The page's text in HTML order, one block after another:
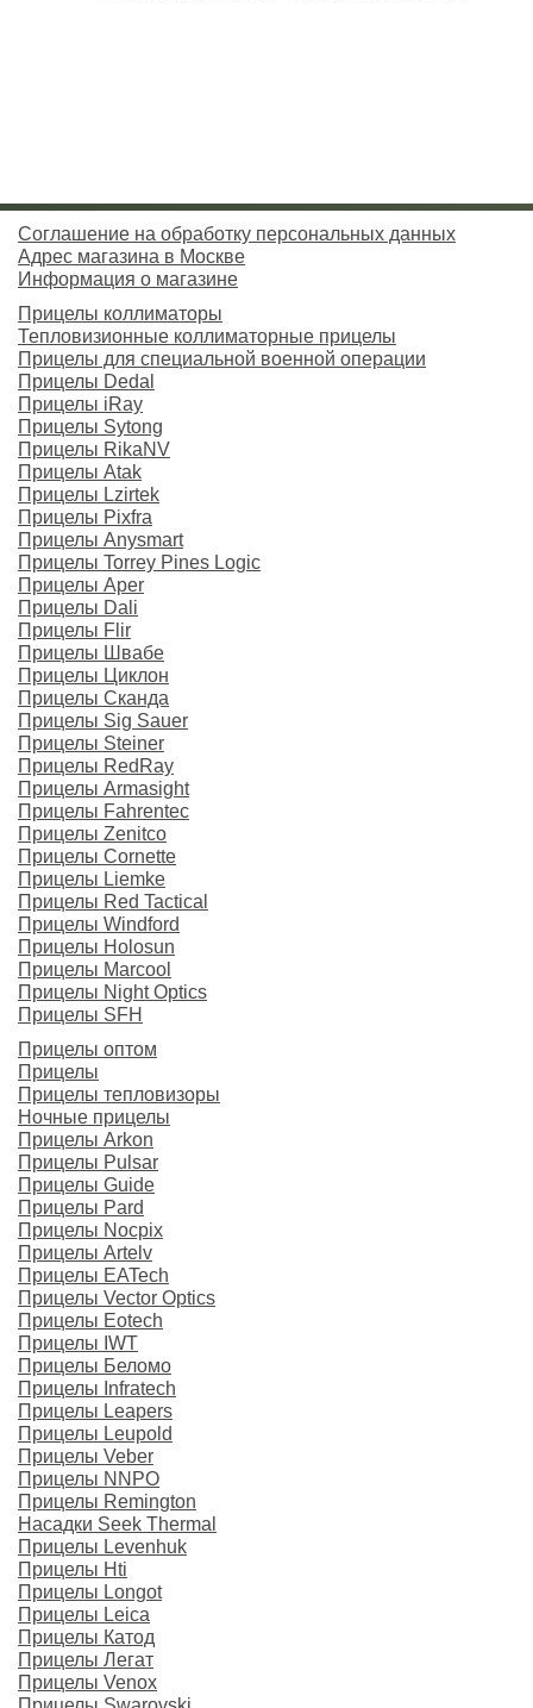
Соглашение на обработку персональных данных
Адрес магазина в Москве
Информация о магазине
Прицелы коллиматоры
Тепловизионные коллиматорные прицелы
Прицелы для специальной военной операции
Прицелы Dedal
Прицелы iRay
Прицелы Sytong
Прицелы RikaNV
Прицелы Atak
Прицелы Lzirtek
Прицелы Pixfra
Прицелы Anysmart
Прицелы Torrey Pines Logic
Прицелы Aper
Прицелы Dali
Прицелы Flir
Прицелы Швабе
Прицелы Циклон
Прицелы Сканда
Прицелы Sig Sauer
Прицелы Steiner
Прицелы RedRay
Прицелы Armasight
Прицелы Fahrentec
Прицелы Zenitco
Прицелы Cornette
Прицелы Liemke
Прицелы Red Tactical
Прицелы Windford
Прицелы Holosun
Прицелы Marcool
Прицелы Night Optics
Прицелы SFH
Прицелы оптом
Прицелы
Прицелы тепловизоры
Ночные прицелы
Прицелы Arkon
Прицелы Pulsar
Прицелы Guide
Прицелы Pard
Прицелы Nocpix
Прицелы Artelv
Прицелы EATech
Прицелы Vector Optics
Прицелы Eotech
Прицелы IWT
Прицелы Беломо
Прицелы Infratech
Прицелы Leapers
Прицелы Leupold
Прицелы Veber
Прицелы NNPO
Прицелы Remington
Насадки Seek Thermal
Прицелы Levenhuk
Прицелы Hti
Прицелы Longot
Прицелы Leica
Прицелы Катод
Прицелы Легат
Прицелы Venox